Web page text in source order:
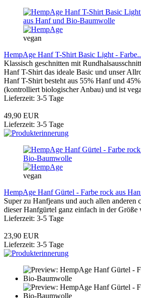
vegan
HempAge Hanf T-Shirt Basic Light -
Klassisch geschnitten mit
Hanf T-Shirt das ideale Basic und unser
Hanf T-Shirt besteht aus 55% Hanf und
(kontrolliert biologischer Anbau) und ist
Lieferzeit: 3-5 Tage
49,90 EUR
Lieferzeit: 3-5 Tage
vegan
HempAge Hanf Gürtel - Farbe rock aus
Super zu Hanfjeans und auch allen anderen
dieser Hanfgürtel ganz einfach in der Größe
Lieferzeit: 3-5 Tage
23,90 EUR
Lieferzeit: 3-5 Tage